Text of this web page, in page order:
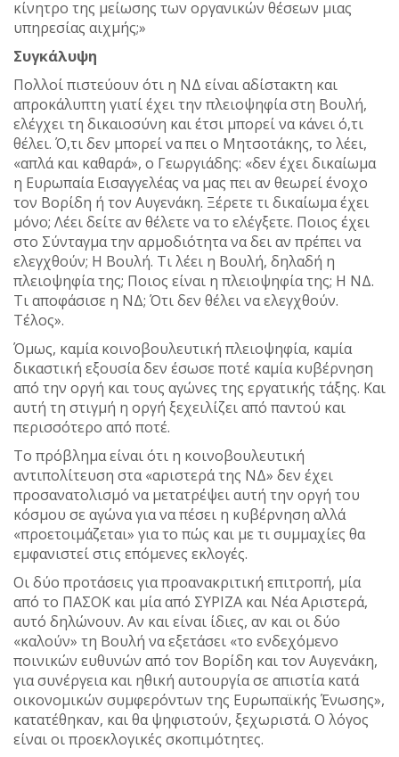
κίνητρο της μείωσης των οργανικών θέσεων μιας
υπηρεσίας αιχμής;»
Συγκάλυψη
Πολλοί πιστεύουν ότι η ΝΔ είναι αδίστακτη και
απροκάλυπτη γιατί έχει την πλειοψηφία στη Βουλή,
ελέγχει τη δικαιοσύνη και έτσι μπορεί να κάνει ό,τι
θέλει. Ό,τι δεν μπορεί να πει ο Μητσοτάκης, το λέει,
«απλά και καθαρά», ο Γεωργιάδης: «δεν έχει δικαίωμα
η Ευρωπαία Εισαγγελέας να μας πει αν θεωρεί ένοχο
τον Βορίδη ή τον Αυγενάκη. Ξέρετε τι δικαίωμα έχει
μόνο; Λέει δείτε αν θέλετε να το ελέγξετε. Ποιος έχει
στο Σύνταγμα την αρμοδιότητα να δει αν πρέπει να
ελεγχθούν; Η Βουλή. Τι λέει η Βουλή, δηλαδή η
πλειοψηφία της; Ποιος είναι η πλειοψηφία της; Η ΝΔ.
Τι αποφάσισε η ΝΔ; Ότι δεν θέλει να ελεγχθούν.
Τέλος».
Όμως, καμία κοινοβουλευτική πλειοψηφία, καμία
δικαστική εξουσία δεν έσωσε ποτέ καμία κυβέρνηση
από την οργή και τους αγώνες της εργατικής τάξης. Και
αυτή τη στιγμή η οργή ξεχειλίζει από παντού και
περισσότερο από ποτέ.
Το πρόβλημα είναι ότι η κοινοβουλευτική
αντιπολίτευση στα «αριστερά της ΝΔ» δεν έχει
προσανατολισμό να μετατρέψει αυτή την οργή του
κόσμου σε αγώνα για να πέσει η κυβέρνηση αλλά
«προετοιμάζεται» για το πώς και με τι συμμαχίες θα
εμφανιστεί στις επόμενες εκλογές.
Οι δύο προτάσεις για προανακριτική επιτροπή, μία
από το ΠΑΣΟΚ και μία από ΣΥΡΙΖΑ και Νέα Αριστερά,
αυτό δηλώνουν. Αν και είναι ίδιες, αν και οι δύο
«καλούν» τη Βουλή να εξετάσει «το ενδεχόμενο
ποινικών ευθυνών από τον Βορίδη και τον Αυγενάκη,
για συνέργεια και ηθική αυτουργία σε απιστία κατά
οικονομικών συμφερόντων της Ευρωπαϊκής Ένωσης»,
κατατέθηκαν, και θα ψηφιστούν, ξεχωριστά. Ο λόγος
είναι οι προεκλογικές σκοπιμότητες.